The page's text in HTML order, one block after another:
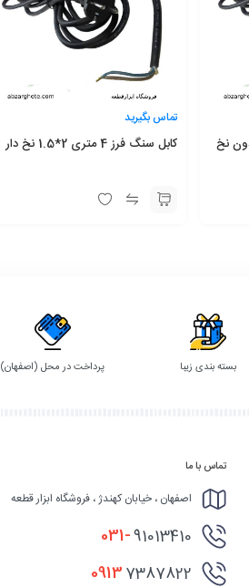
تماس بگیرید
کابل سنگ فرز 4 متری 2*1.5 نخ دار
بسته بندی زیبا پرداخت در محل (اصفهان)
تماس با ما
اصفهان ، خیابان کهندژ ، فروشگاه ابزار قطعه
031-91013410
09137387822